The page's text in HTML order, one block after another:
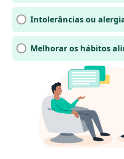
Intolerâncias ou
Melhorar os hábitos